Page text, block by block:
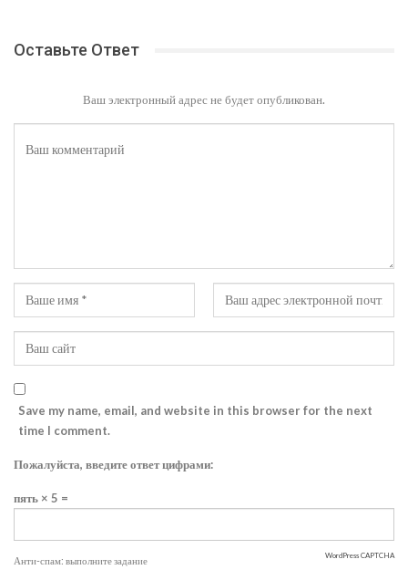
Оставьте Ответ
Ваш электронный адрес не будет опубликован.
Save my name, email, and website in this browser for the next
time I comment.
Пожалуйста, введите ответ цифрами:
пять × 5 =
Анти-спам: выполните задание WordPress CAPTCHA